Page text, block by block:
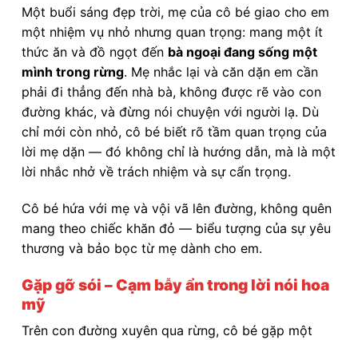
Một buổi sáng đẹp trời, mẹ của cô bé giao cho em
một nhiệm vụ nhỏ nhưng quan trọng: mang một ít
thức ăn và đồ ngọt đến bà ngoại đang sống một
mình trong rừng. Mẹ nhắc lại và căn dặn em cần
phải đi thẳng đến nhà bà, không được rẽ vào con
đường khác, và đừng nói chuyện với người lạ. Dù
chỉ mới còn nhỏ, cô bé biết rõ tầm quan trọng của
lời mẹ dặn — đó không chỉ là hướng dẫn, mà là một
lời nhắc nhở về trách nhiệm và sự cẩn trọng.
Cô bé hứa với mẹ và vội vã lên đường, không quên
mang theo chiếc khăn đỏ — biểu tượng của sự yêu
thương và bảo bọc từ mẹ dành cho em.
Gặp gỡ sói – Cạm bẫy ẩn trong lời nói hoa
mỹ
Trên con đường xuyên qua rừng, cô bé gặp một